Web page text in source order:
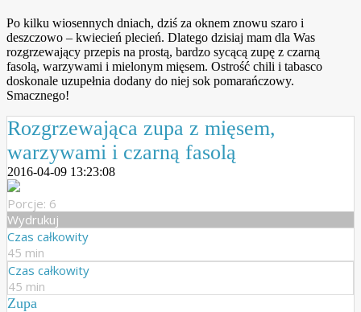
Po kilku wiosennych dniach, dziś za oknem znowu szaro i
deszczowo – kwiecień plecień. Dlatego dzisiaj mam dla Was
rozgrzewający przepis na prostą, bardzo sycącą zupę z czarną
fasolą, warzywami i mielonym mięsem. Ostrość chili i tabasco
doskonale uzupełnia dodany do niej sok pomarańczowy.
Smacznego!
Rozgrzewająca zupa z mięsem,
warzywami i czarną fasolą
2016-04-09 13:23:08
Porcje: 6
Wydrukuj
Czas całkowity
45 min
Czas całkowity
45 min
Zupa